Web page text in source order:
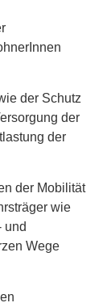
der Schutz
der
der
der Mobilität
wie
und
Wege